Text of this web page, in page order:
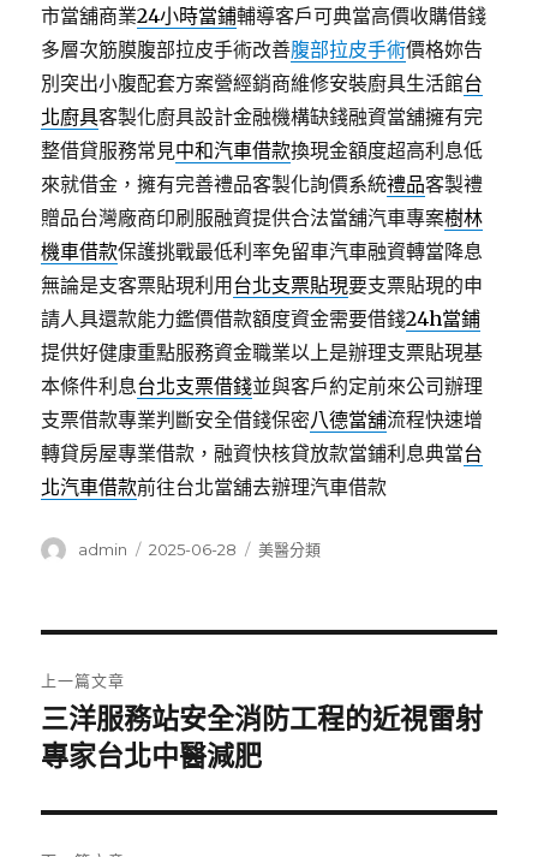
市當舖商業24小時當鋪輔導客戶可典當高價收購借錢
多層次筋膜腹部拉皮手術改善腹部拉皮手術價格妳告
別突出小腹配套方案營經銷商維修安裝廚具生活館台
北廚具客製化廚具設計金融機構缺錢融資當舖擁有完
整借貸服務常見中和汽車借款換現金額度超高利息低
來就借金，擁有完善禮品客製化詢價系統禮品客製禮
贈品台灣廠商印刷服融資提供合法當舖汽車專案樹林
機車借款保護挑戰最低利率免留車汽車融資轉當降息
無論是支客票貼現利用 台北支票貼現要支票貼現的申
請人具還款能力鑑價借款額度資金需要借錢24h當鋪
提供好健康重點服務資金職業以上是辦理支票貼現基
本條件利息台北支票借錢並與客戶約定前來公司辦理
支票借款專業判斷安全借錢保密八德當舖流程快速增
轉貸房屋專業借款，融資快核貸放款當鋪利息典當台
北汽車借款前往台北當舖去辦理汽車借款
作
admin
發
2025-06-28
分
美醫分類
章
導
覽
上一篇文章
上
一
文
章:
三洋服務站安全消防工程的近視雷射
專家台北中醫減肥